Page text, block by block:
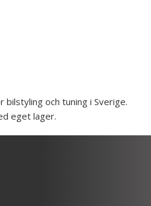
och tuning i Sverige.
eget lager.